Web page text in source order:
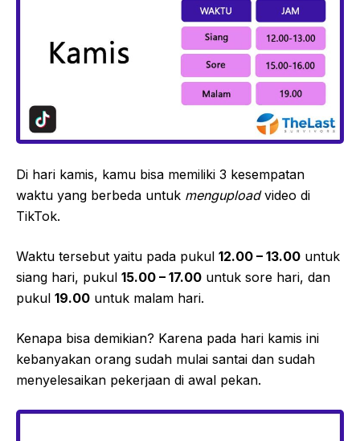
Di hari kamis, kamu bisa memiliki 3 kesempatan
waktu yang berbeda untuk menguploadvideo di
TikTok.
Waktu tersebut yaitu pada pukul 12.00 – 13.00 untuk
siang hari, pukul 15.00 – 17.00 untuk sore hari, dan
pukul 19.00 untuk malam hari.
Kenapa bisa demikian? Karena pada hari kamis ini
kebanyakan orang sudah mulai santai dan sudah
menyelesaikan pekerjaan di awal pekan.